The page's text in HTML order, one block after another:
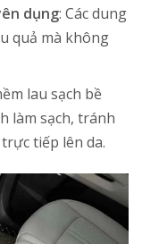
dụng: Các dung
quả mà không
lau sạch bề
làm sạch, tránh
tiếp lên da.